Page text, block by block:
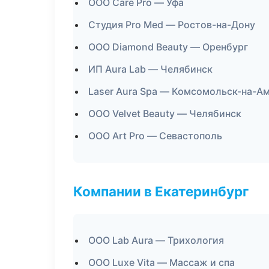
ООО Care Pro — Уфа
Студия Pro Med — Ростов-на-Дону
ООО Diamond Beauty — Оренбург
ИП Aura Lab — Челябинск
Laser Aura Spa — Комсомольск-на-
ООО Velvet Beauty — Челябинск
ООО Art Pro — Севастополь
Компании в Екатеринбург
ООО Lab Aura — Трихология
ООО Luxe Vita — Массаж и спа